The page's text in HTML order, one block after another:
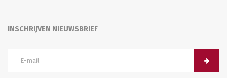
INSCHRIJVEN NIEUWSBRIEF